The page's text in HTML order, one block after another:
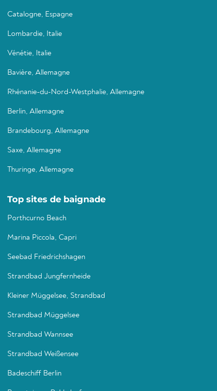
Catalogne, Espagne
Lombardie, Italie
Vénétie, Italie
Bavière, Allemagne
Rhénanie-du-Nord-Westphalie, Allemagne
Berlin, Allemagne
Brandebourg, Allemagne
Saxe, Allemagne
Thuringe, Allemagne
Top sites de baignade
Porthcurno Beach
Marina Piccola, Capri
Seebad Friedrichshagen
Strandbad Jungfernheide
Kleiner Müggelsee, Strandbad
Strandbad Müggelsee
Strandbad Wannsee
Strandbad Weißensee
Badeschiff Berlin